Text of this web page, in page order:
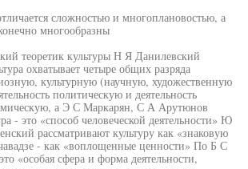
сложностью и многоплановостью, а
многообразны
теоретик культуры Н Я Данилевский
охватывает четыре общих разряда
культурную (научную, художественную
политическую и деятельность
а Э С Маркарян, С А Арутюнов
- это «способ человеческой деятельности» Ю
рассматривают культуру как «знаковую
- как «воплощенные ценности» По Б С
«особая сфера и форма деятельности,